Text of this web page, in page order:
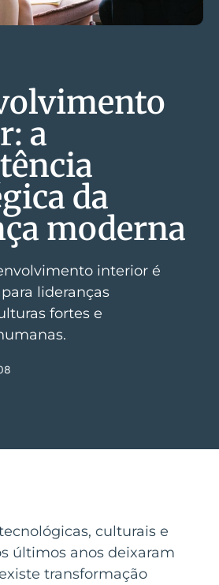
a
da
moderna
interior é
lideranças
fortes e
culturais e
últimos anos deixaram
transformação